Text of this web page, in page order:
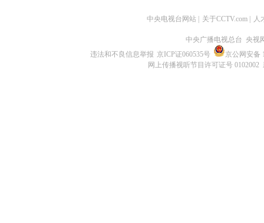
中央电视台网站 关于CCTV.com 人
中央广播电视总台 央视
违法和不良信息举报 京ICP证060535号
京公网安备
网上传播视听节目许可证号 0102002